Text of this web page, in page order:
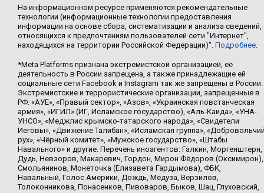
На информационном ресурсе применяются рекомендательные
технологии (информационные технологии предоставления
информации на основе сбора, систематизации и анализа сведений,
относящихся к предпочтениям пользователей сети "Интернет",
находящихся на территории Российской Федерации)". Подробнее
*Meta Platforms признана экстремистской организацией, её
деятельность в России запрещена, а также принадлежащие ей
социальные сети Facebook и Instagram так же запрещены в России.
Экстремистские и террористические организации, запрещенные в
РФ: «АУЕ», «Правый сектор», «Азов», «Украинская повстанческая
армия», «ИГИЛ» (ИГ, Исламское государство), «Аль-Каида», «УНА-
УНСО», «Меджлис крымско-татарского народа», «Свидетели
Иеговы», «Движение Талибан», «Исламская группа»,
рух», «Чёрный комитет», «Мужское государство», «Штабы
Навального» и другие. Перечень иноагентов: Галкин, Моргенштерн,
Дудь, Невзоров, Макаревич, Гордон, Мирон Фёдоров (Оксимирон),
Смольянинов, Монеточка (Елизавета Гардымова), ФБК,
Навальный, Голос Америки, Дождь, Медуза, Верзилов,
Толоконникова, Понасенков, Пивоваров, Быков, Шац, Глуховский,